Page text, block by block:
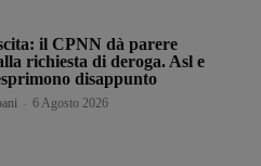
il CPNN dà parere
richiesta di deroga. Asl e
disappunto
6 Agosto 2026